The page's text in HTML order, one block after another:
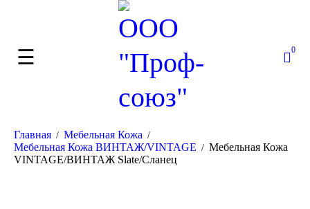
0
Главная / Мебельная Кожа /
Мебельная Кожа ВИНТАЖ/VINTAGE / Мебельная Кожа
VINTAGE/ВИНТАЖ Slate/Сланец